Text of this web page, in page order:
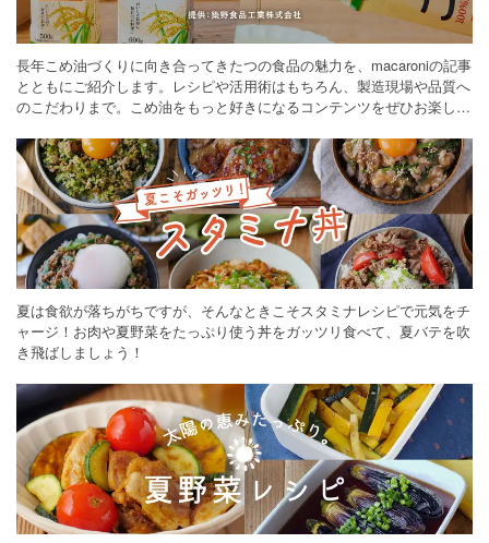
長年こめ油づくりに向き合ってきたつの食品の魅力を、macaroniの記事
とともにご紹介します。レシピや活用術はもちろん、製造現場や品質へ
のこだわりまで。こめ油をもっと好きになるコンテンツをぜひお楽しみ
夏は食欲が落ちがちですが、そんなときこそスタミナレシピで元気をチ
ャージ！お肉や夏野菜をたっぷり使う丼をガッツリ食べて、夏バテを吹
き飛ばしましょう！